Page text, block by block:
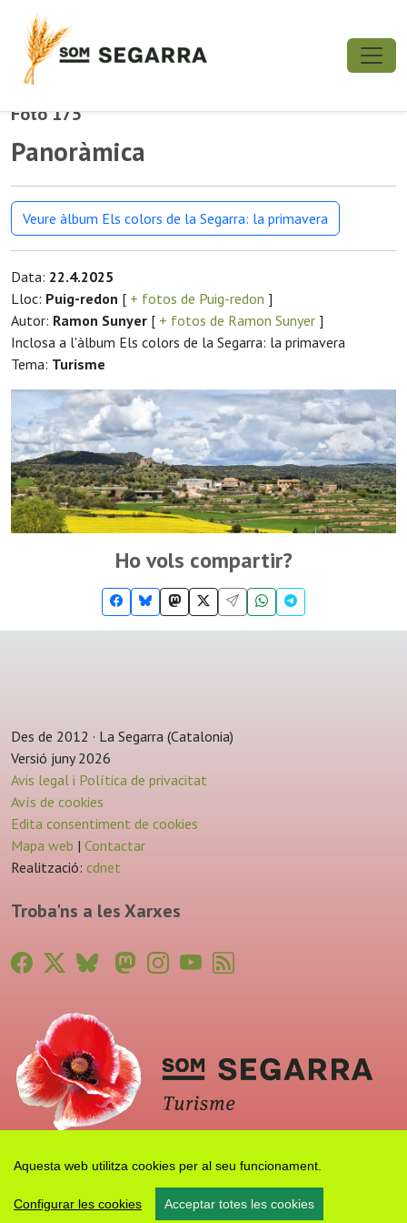
Aquesta web utilitza cookies per al seu funcionament.
Configurar les cookies Acceptar totes les cookies
Foto 175
Panoràmica
Veure àlbum Els colors de la Segarra: la primavera
Data: 22.4.2025
Lloc: Puig-redon [ + fotos de Puig-redon ]
Autor: Ramon Sunyer [ + fotos de Ramon Sunyer ]
Inclosa a l'àlbum Els colors de la Segarra: la primavera
Tema: Turisme
Ho vols compartir?
Des de 2012 · La Segarra (Catalonia)
Versió juny 2026
Avis legal i Política de privacitat
Avís de cookies
Edita consentiment de cookies
Mapa web | Contactar
Realització: cdnet
Troba'ns a les Xarxes